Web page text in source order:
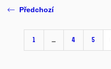
Předchozí
1 … 4 5